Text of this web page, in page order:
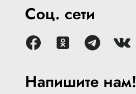
Напишите нам!
Соц. сети